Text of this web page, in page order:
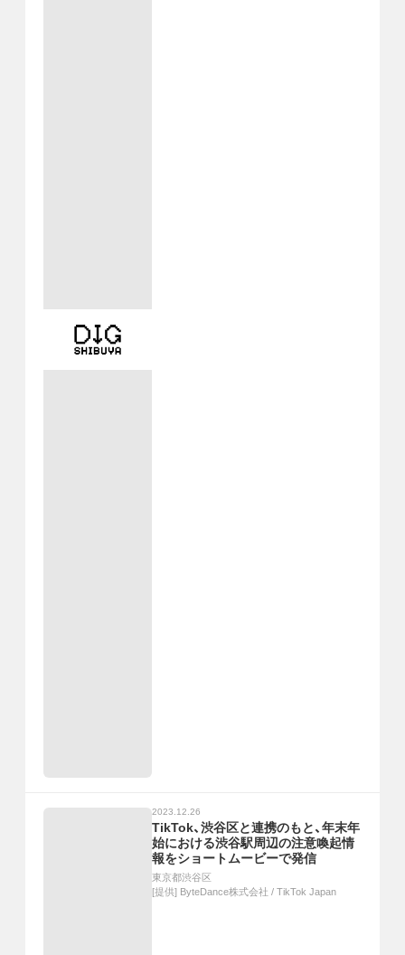
2023.12.26
TikTok、渋谷区と連携のもと、年末年
始における渋谷駅周辺の注意喚起情
報をショートムービーで発信
東京都渋谷区
[提供] ByteDance株式会社 / TikTok Japan